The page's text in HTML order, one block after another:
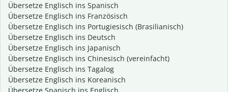
Übersetze Englisch ins Spanisch
Übersetze Englisch ins Französisch
Übersetze Englisch ins Portugiesisch (Brasilianisch)
Übersetze Englisch ins Deutsch
Übersetze Englisch ins Japanisch
Übersetze Englisch ins Chinesisch (vereinfacht)
Übersetze Englisch ins Tagalog
Übersetze Englisch ins Koreanisch